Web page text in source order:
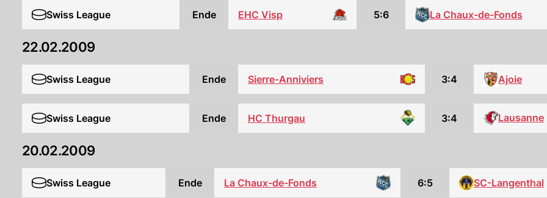
Swiss League Ende EHC Visp 5:6 La Chaux-de-Fonds
22.02.2009
Swiss League Ende Sierre-Anniviers 3:4 Ajoie
Swiss League Ende HC Thurgau 3:4 Lausanne
20.02.2009
Swiss League Ende La Chaux-de-Fonds 6:5 SC-Langenthal